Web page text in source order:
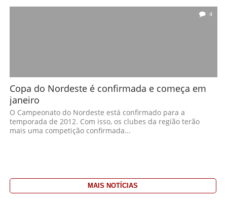
4
Copa do Nordeste é confirmada e começa em
janeiro
O Campeonato do Nordeste está confirmado para a
temporada de 2012. Com isso, os clubes da região terão
mais uma competição confirmada...
MAIS NOTÍCIAS